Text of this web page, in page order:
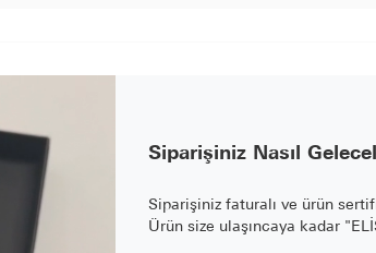
Siparişiniz Nasıl
Siparişiniz faturalı ve ürün
Ürün size ulaşıncaya kadar